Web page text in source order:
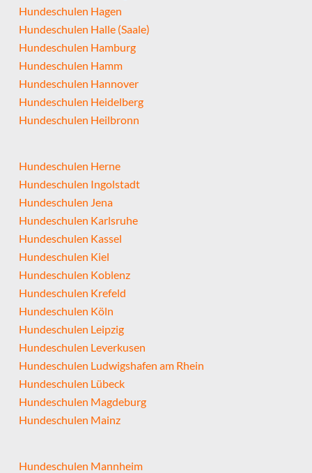
Hundeschulen Hagen
Hundeschulen Halle (Saale)
Hundeschulen Hamburg
Hundeschulen Hamm
Hundeschulen Hannover
Hundeschulen Heidelberg
Hundeschulen Heilbronn
Hundeschulen Herne
Hundeschulen Ingolstadt
Hundeschulen Jena
Hundeschulen Karlsruhe
Hundeschulen Kassel
Hundeschulen Kiel
Hundeschulen Koblenz
Hundeschulen Krefeld
Hundeschulen Köln
Hundeschulen Leipzig
Hundeschulen Leverkusen
Hundeschulen Ludwigshafen am Rhein
Hundeschulen Lübeck
Hundeschulen Magdeburg
Hundeschulen Mainz
Hundeschulen Mannheim